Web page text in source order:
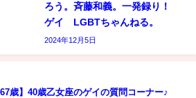
ろう。斉藤和義。一発録り！
ゲイ LGBTちゃんねる。
2024年12月5日
67歳】40歳乙女座のゲイの質問コーナー♪